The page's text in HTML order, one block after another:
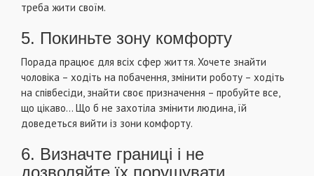
треба жити своїм.
5. Покиньте зону комфорту
Порада працює для всіх сфер життя. Хочете знайти
чоловіка – ходіть на побачення, змінити роботу – ходіть
на співбесіди, знайти своє призначення – пробуйте все,
що цікаво… Що б не захотіла змінити людина, їй
доведеться вийти із зони комфорту.
6. Визначте границі і не